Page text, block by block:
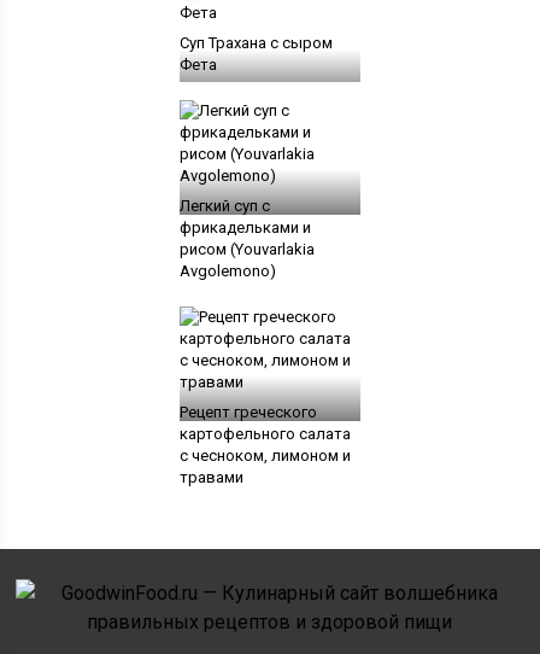
Суп Трахана с сыром
Фета
Легкий суп с
фрикадельками и
рисом (Youvarlakia
Avgolemono)
Рецепт греческого
картофельного салата
с чесноком, лимоном и
травами